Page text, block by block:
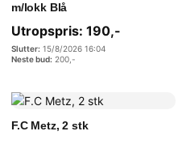
m/lokk Blå
Utropspris: 190,-
15/8/2026 16:04
200 ,-
F.C Metz, 2 stk